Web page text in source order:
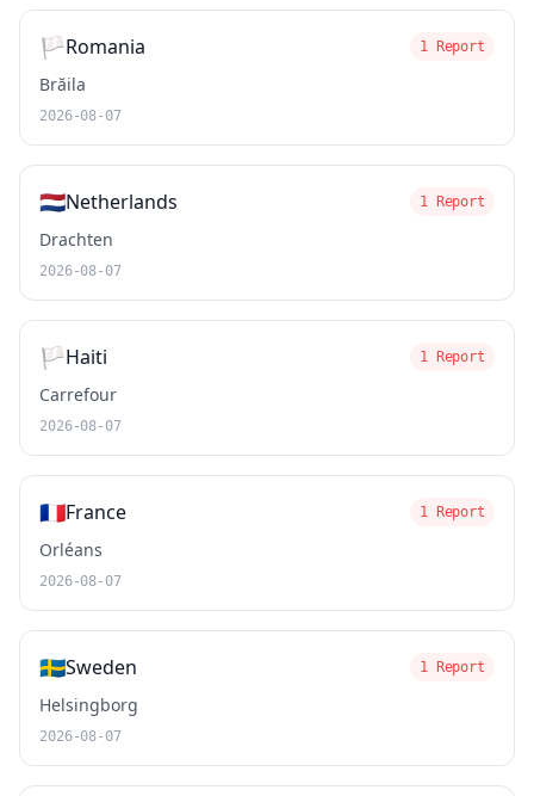
🏳️Romania 1 Report
Brăila
2026-08-07
🇳🇱Netherlands 1 Report
Drachten
2026-08-07
🏳️Haiti 1 Report
Carrefour
2026-08-07
🇫🇷France 1 Report
Orléans
2026-08-07
🇸🇪Sweden 1 Report
Helsingborg
2026-08-07